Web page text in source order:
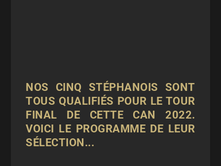
NOS CINQ STÉPHANOIS SONT
TOUS QUALIFIÉS POUR LE TOUR
FINAL DE CETTE CAN 2022.
VOICI LE PROGRAMME DE LEUR
SÉLECTION...